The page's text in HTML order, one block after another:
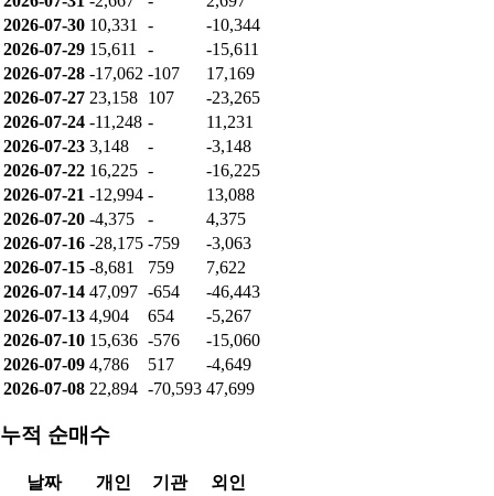
개인: 223,885
기관: -89,634
외인: -145,623
순매수
개인
외인
2026-08-06
8,515
-8,515
2026-08-05
-4,523 -
4,523
2026-08-04 6,473
-6,473
2026-08-03 8,744 -
-8,744
2026-07-31 -2,667
2,697
2026-07-30 10,331 -
-10,344
2026-07-29 15,611
-15,611
2026-07-27 23,158
2026-07-23
3,148
-3,148